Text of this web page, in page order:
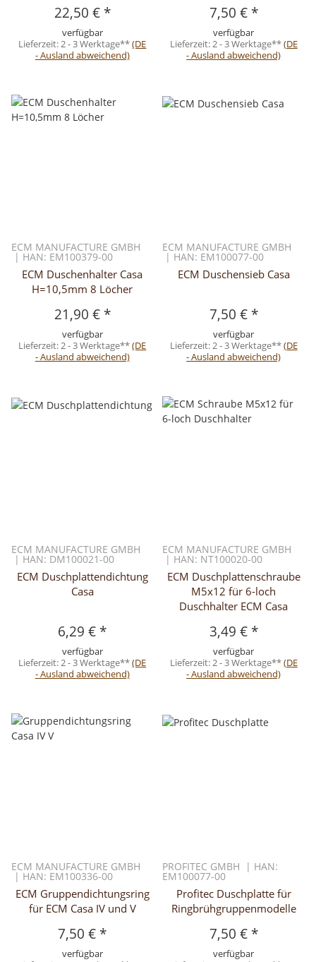
22,50 € *
verfügbar
Lieferzeit:2 - 3 Werktage**(DE
- Ausland abweichend)
7,50 € *
verfügbar
Lieferzeit:2 - 3 Werktage**(DE
- Ausland abweichend)
ECM MANUFACTURE GMBH
| HAN: EM100379-00
ECM Duschenhalter Casa
H=10,5mm 8 Löcher
21,90 € *
verfügbar
Lieferzeit:2 - 3 Werktage**(DE
- Ausland abweichend)
ECM MANUFACTURE GMBH
| HAN: EM100077-00
ECM Duschensieb Casa
7,50 € *
verfügbar
Lieferzeit:2 - 3 Werktage**(DE
- Ausland abweichend)
ECM MANUFACTURE GMBH
| HAN: DM100021-00
ECM Duschplattendichtung
Casa
6,29 € *
verfügbar
Lieferzeit:2 - 3 Werktage**(DE
- Ausland abweichend)
ECM MANUFACTURE GMBH
| HAN: NT100020-00
ECM Duschplattenschraube
M5x12 für 6-loch
Duschhalter ECM Casa
3,49 € *
verfügbar
Lieferzeit:2 - 3 Werktage**(DE
- Ausland abweichend)
ECM MANUFACTURE GMBH
| HAN: EM100336-00
ECM Gruppendichtungsring
für ECM Casa IV und V
7,50 € *
verfügbar
PROFITEC GMBH | HAN:
EM100077-00
Profitec Duschplatte für
Ringbrühgruppenmodelle
7,50 € *
verfügbar